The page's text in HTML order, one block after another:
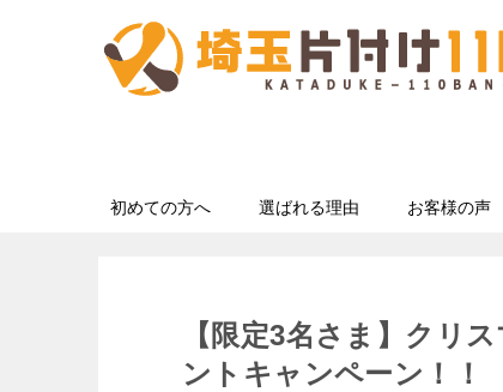
初めての方へ 選ばれる理由 お客様の声
【限定3名さま】クリ
ントキャンペーン！！